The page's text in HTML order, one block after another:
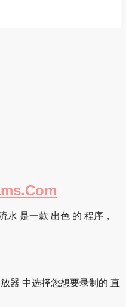
是一款 出色 的 程序，
器 中选择您想要录制的 直